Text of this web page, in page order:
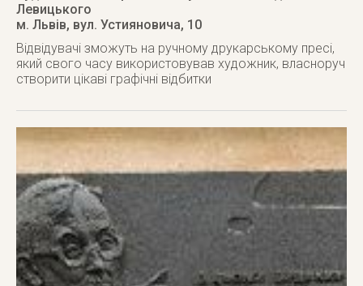
Левицького
м. Львів, вул. Устияновича, 10
Відвідувачі зможуть на ручному друкарському пресі,
який свого часу використовував художник, власноруч
створити цікаві графічні відбитки